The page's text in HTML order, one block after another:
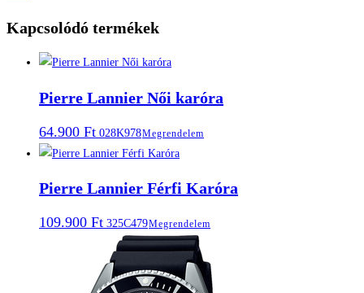
Kapcsolódó termékek
Pierre Lannier Női karóra
64.900 Ft 028K978Megrendelem
Pierre Lannier Férfi Karóra
109.900 Ft 325C479Megrendelem